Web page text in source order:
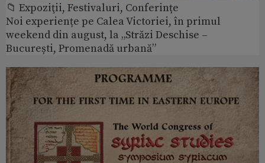
📁 Expoziţii, Festivaluri, Conferințe
Noi experiențe pe Calea Victoriei, în primul
weekend din august, la „Străzi Deschise –
București, Promenadă urbană”